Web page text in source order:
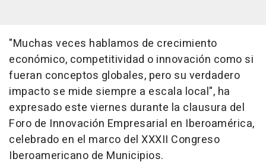
"Muchas veces hablamos de crecimiento
económico, competitividad o innovación como si
fueran conceptos globales, pero su verdadero
impacto se mide siempre a escala local", ha
expresado este viernes durante la clausura del
Foro de Innovación Empresarial en Iberoamérica,
celebrado en el marco del XXXII Congreso
Iberoamericano de Municipios.